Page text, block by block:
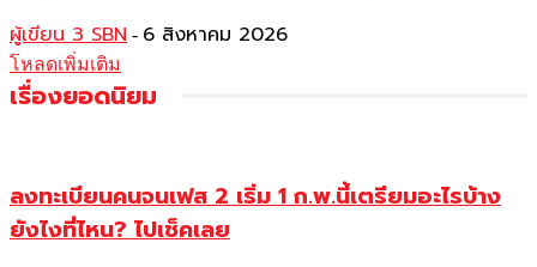
ผู้เขียน 3 SBN - 6 สิงหาคม 2026
โหลดเพิ่มเติม
เรื่องยอดนิยม
ลงทะเบียนคนจนเฟส 2 เริ่ม 1 ก.พ.นี้เตรียมอะไรบ้าง
ยังไงที่ไหน? ไปเช็คเลย